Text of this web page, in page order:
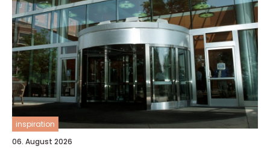
inspiration
06. August 2026